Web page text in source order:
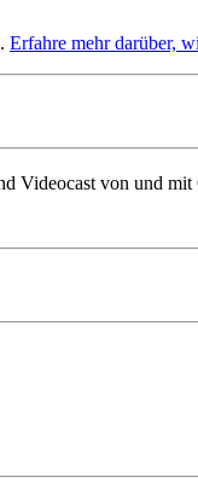
Erfahre mehr darüber,
Videocast von und mit